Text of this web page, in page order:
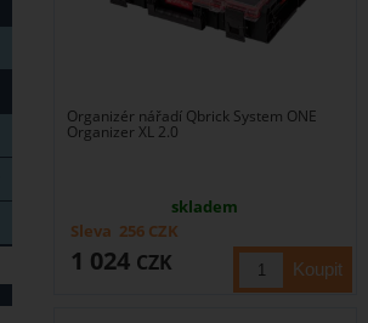
Organizér nářadí Qbrick System ONE
Organizer XL 2.0
skladem
1 024 CZK
Sleva 256 CZK